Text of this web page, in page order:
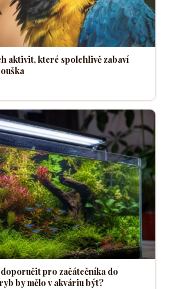
aktivit, které spolehlivě zabaví
pro začátečníka do
by mělo v akváriu být?